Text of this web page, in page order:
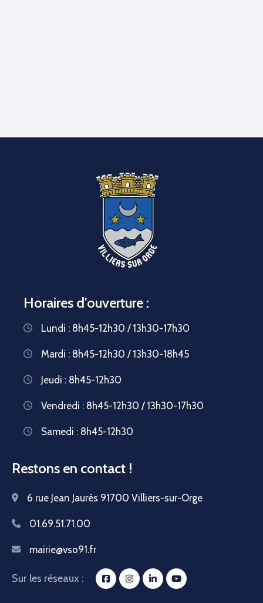
Horaires d'ouverture :
Lundi : 8h45-12h30 / 13h30-17h30
Mardi : 8h45-12h30 / 13h30-18h45
Jeudi : 8h45-12h30
Vendredi : 8h45-12h30 / 13h30-17h30
Samedi : 8h45-12h30
Restons en contact !
6 rue Jean Jaurès 91700 Villiers-sur-Orge
01.69.51.71.00
mairie@vso91.fr
Sur les réseaux :